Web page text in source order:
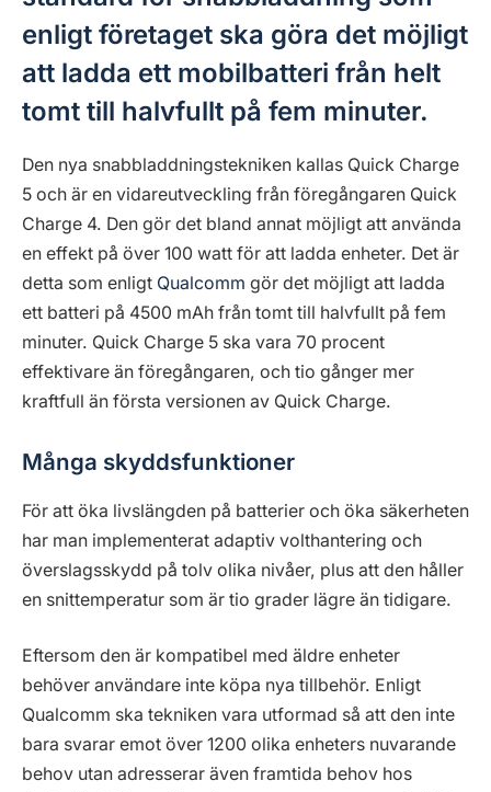
enligt företaget ska göra det möjligt
att ladda ett mobilbatteri från helt
tomt till halvfullt på fem minuter.
Den nya snabbladdningstekniken kallas Quick Charge
5 och är en vidareutveckling från föregångaren Quick
Charge 4. Den gör det bland annat möjligt att använda
en effekt på över 100 watt för att ladda enheter. Det är
detta som enligt Qualcomm gör det möjligt att ladda
ett batteri på 4500 mAh från tomt till halvfullt på fem
minuter. Quick Charge 5 ska vara 70 procent
effektivare än föregångaren, och tio gånger mer
kraftfull än första versionen av Quick Charge.
Många skyddsfunktioner
För att öka livslängden på batterier och öka säkerheten
har man implementerat adaptiv volthantering och
överslagsskydd på tolv olika nivåer, plus att den håller
en snittemperatur som är tio grader lägre än tidigare.
Eftersom den är kompatibel med äldre enheter
behöver användare inte köpa nya tillbehör. Enligt
Qualcomm ska tekniken vara utformad så att den inte
bara svarar emot över 1200 olika enheters nuvarande
behov utan adresserar även framtida behov hos